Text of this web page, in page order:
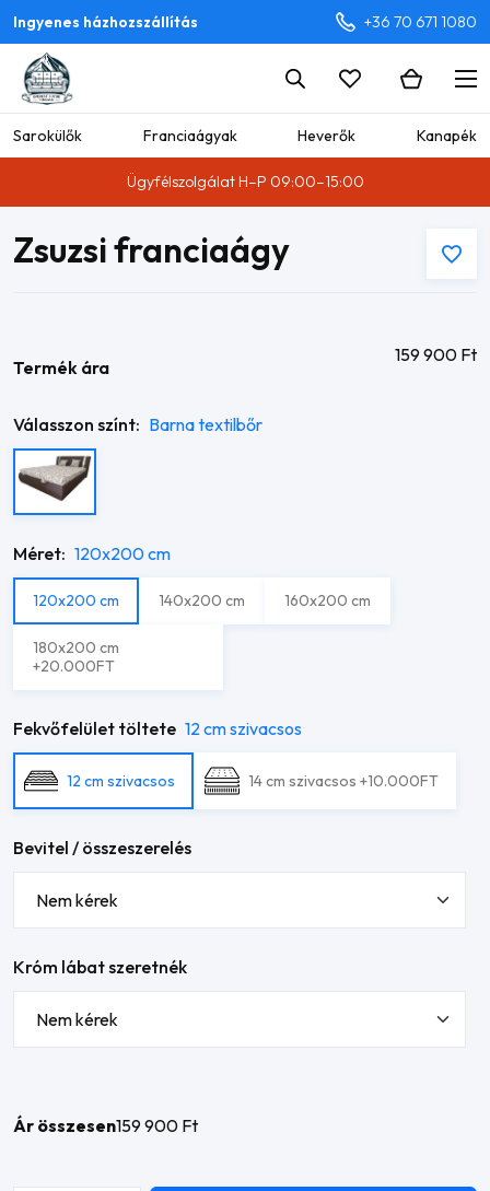
Ingyenes házhozszállítás +36 70 671 1080
Sarokülők Franciaágyak Heverők Kanapék
Ügyfélszolgálat H–P 09:00–15:00
Zsuzsi franciaágy
Termék ára
159 900 Ft
Válasszon színt: Barna textilbőr
Méret: 120x200 cm
120x200 cm 140x200 cm 160x200 cm
180x200 cm
+20.000FT
Fekvőfelület töltete 12 cm szivacsos
12 cm szivacsos 14 cm szivacsos +10.000FT
Bevitel / összeszerelés
Króm lábat szeretnék
Ár összesen159 900 Ft